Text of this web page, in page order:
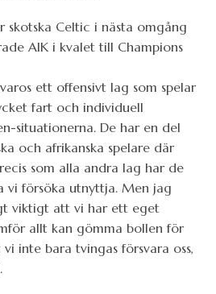
skotska Celtic i nästa omgång
AIK i kvalet till Champions
ett offensivt lag som spelar
fart och individuell
situationerna. De har en del
och afrikanska spelare där
som alla andra lag har de
vi försöka utnyttja. Men jag
viktigt att vi har ett eget
allt kan gömma bollen för
inte bara tvingas försvara oss,